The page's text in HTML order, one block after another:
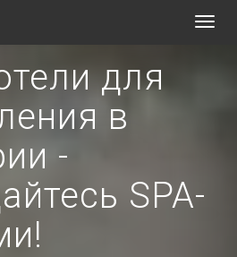
для
в
-
SPA-